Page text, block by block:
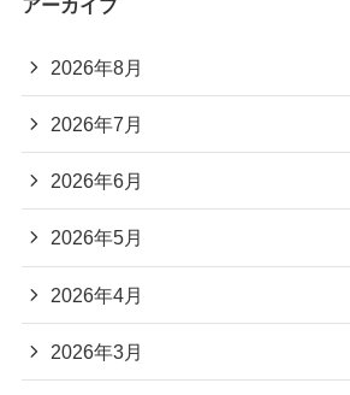
アーカイブ
2026年8月
2026年7月
2026年6月
2026年5月
2026年4月
2026年3月